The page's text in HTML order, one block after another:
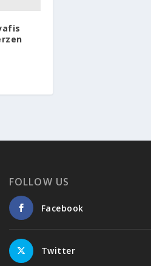
FOLLOW US
Facebook
Twitter